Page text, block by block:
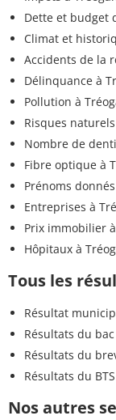
Dette et budget
Climat et
Accidents de la
Délinquance à
Pollution à
Risques
Nombre de
Fibre optique à
Prénoms
Entreprises à
Prix immobilier
Hôpitaux à
Tous les
Résultat
Résultats du
Résultats du
Résultats du
Nos autres